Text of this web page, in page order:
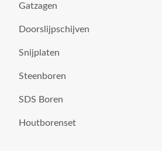
Gatzagen
Doorslijpschijven
Snijplaten
Steenboren
SDS Boren
Houtborenset